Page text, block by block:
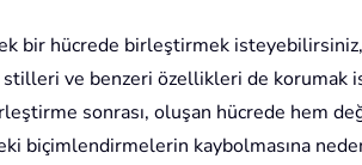
bir hücrede birleştirmek
ve benzeri özellikleri de korumak
sonrası, oluşan hücrede hem
biçimlendirmelerin kaybolmasına